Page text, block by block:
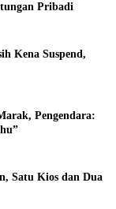
Pribadi
Kena Suspend,
Pengendara:
Satu Kios dan Dua